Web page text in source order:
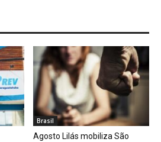
Brasil
Agosto Lilás mobiliza São